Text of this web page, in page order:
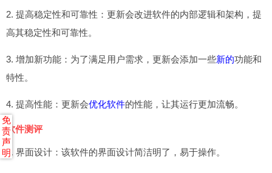
2. 提高稳定性和可靠性：更新会改进软件的内部逻辑和架构，提
高其稳定性和可靠性。
3. 增加新功能：为了满足用户需求，更新会添加一些新的功能和
特性。
4. 提高性能：更新会优化软件的性能，让其运行更加流畅。
软件测评
1. 界面设计：该软件的界面设计简洁明了，易于操作。
免
责
声
明